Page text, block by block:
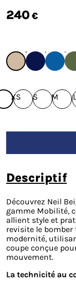
240€
XS S M L
descriptif
Découvrez Neil
gamme Mobilité,
allient style et
revisite le
modernité,
coupe conçue
mouvement.
La technicité au